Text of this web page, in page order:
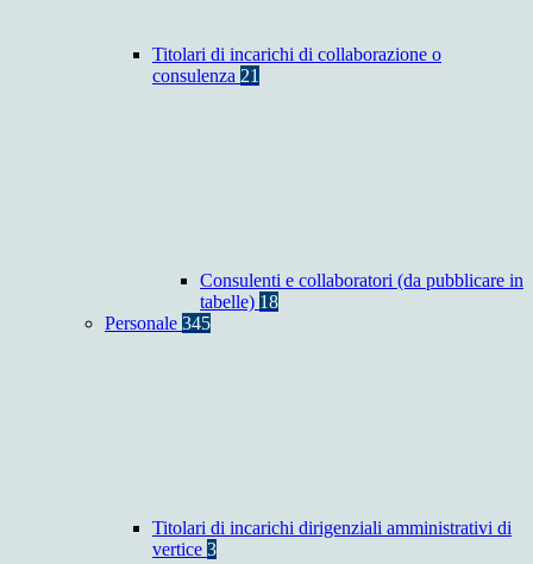
Titolari di incarichi di collaborazione o
consulenza 21
Consulenti e collaboratori (da pubblicare in
tabelle) 18
Personale 345
Titolari di incarichi dirigenziali amministrativi di
vertice 3